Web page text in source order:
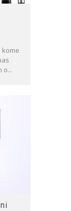
kome
o...